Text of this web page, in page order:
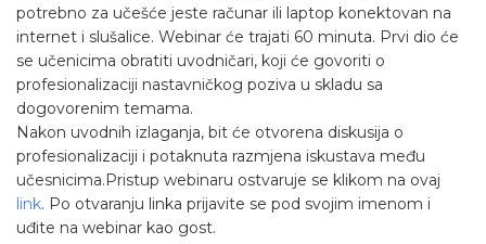
potrebno za učešće jeste računar ili laptop konektovan na
internet i slušalice. Webinar će trajati 60 minuta. Prvi dio će
se učenicima obratiti uvodničari, koji će govoriti o
profesionalizaciji nastavničkog poziva u skladu sa
dogovorenim temama.
Nakon uvodnih izlaganja, bit će otvorena diskusija o
profesionalizaciji i potaknuta razmjena iskustava među
učesnicima.Pristup webinaru ostvaruje se klikom na ovaj
link. Po otvaranju linka prijavite se pod svojim imenom i
uđite na webinar kao gost.